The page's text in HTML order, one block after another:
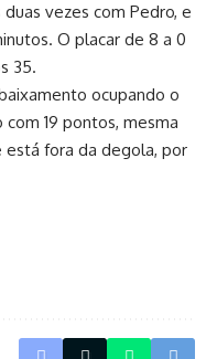
vezes com Pedro, e
O placar de 8 a 0
35.
ocupando o
com 19 pontos, mesma
está fora da degola, por